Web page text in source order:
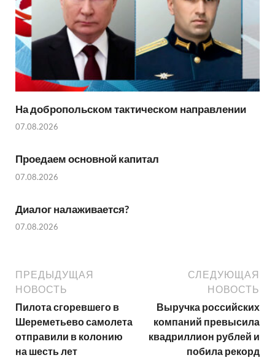
На добропольском тактическом направлении
07.08.2026
Проедаем основной капитал
07.08.2026
Диалог налаживается?
07.08.2026
ПРЕДЫДУЩАЯ
НОВОСТЬ
Пилота сгоревшего в
Шереметьево самолета
отправили в колонию
на шесть лет
СЛЕДУЮЩАЯ
НОВОСТЬ
Выручка российских
компаний превысила
квадриллион рублей и
побила рекорд